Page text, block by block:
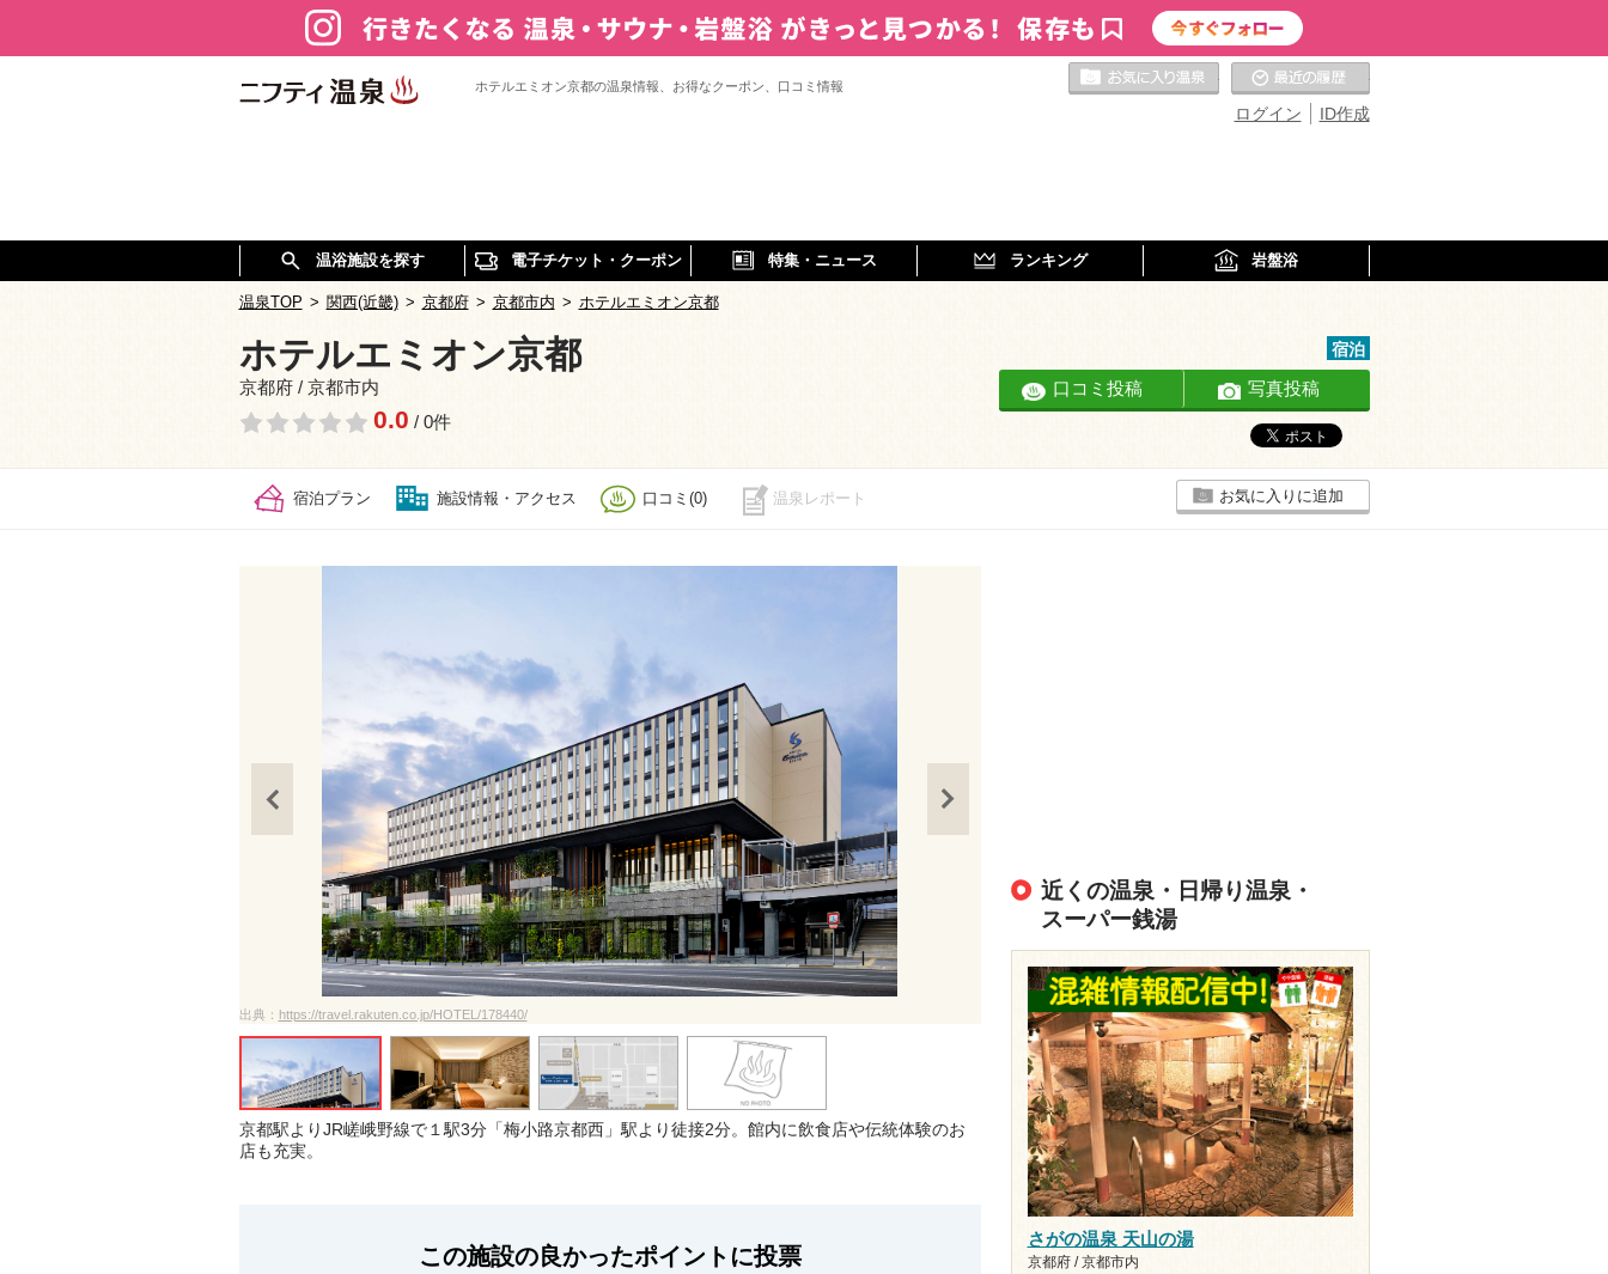
ホテルエミオン京都の温泉情報、お得なクーポン、口コミ情報
ID作成
ログイン
お気に入りの温泉
温浴施設を探す 電子チケット・クーポン 特集・ニュース ランキング 岩盤浴
温泉TOP > 関西(近畿) > 京都府 > 京都市内 > ホテルエミオン京都
ホテルエミオン京都
京都府 / 京都市内
0.0 / 0件
宿泊
口コミ投稿 写真投稿
宿泊プラン 施設情報・アクセス 口コミ(0) 温泉レポート お気に入りに追加
出典： https://travel.rakuten.co.jp/HOTEL/178440/ https://travel.rakuten.co.jp/HOTEL/178440/
京都駅よりJR嵯峨野線で１駅3分「梅小路京都西」駅より徒接2分。館内に飲食店や伝統体験のお
店も充実。
この施設の良かったポイントに投票
近くの温泉・日帰り温泉・
スーパー銭湯
さがの温泉 天山の湯
京都府 / 京都市内